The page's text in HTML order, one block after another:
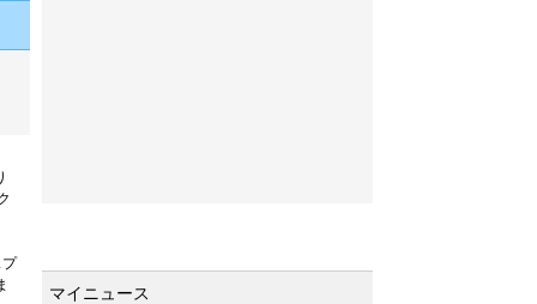
マイニュース